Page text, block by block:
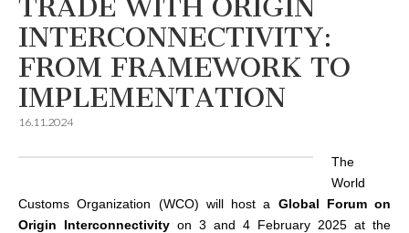
TRADE WITH ORIGIN
INTERCONNECTIVITY:
FROM FRAMEWORK TO
IMPLEMENTATION
16.11.2024
The
World
Customs Organization (WCO) will host a Global Forum on
Origin Interconnectivity on 3 and 4 February 2025 at the